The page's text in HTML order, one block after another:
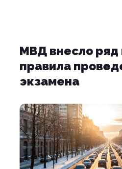
МВД внесло ряд
правила
экзамена